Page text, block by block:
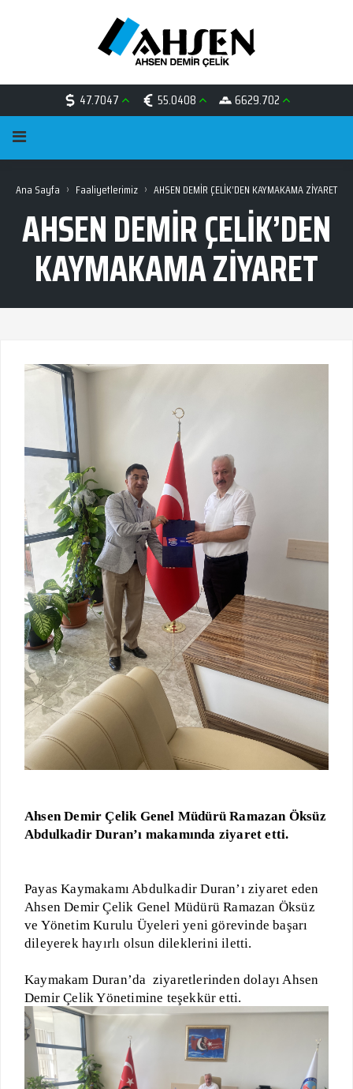
47.7047 55.0408 6629.702
Ana Sayfa › Faaliyetlerimiz › AHSEN DEMİR ÇELİK’DEN KAYMAKAMA ZİYARET
AHSEN DEMİR ÇELİK’DEN
KAYMAKAMA ZİYARET
Ahsen Demir Çelik Genel Müdürü Ramazan Öksüz
Abdulkadir Duran’ı makamında ziyaret etti.
Payas Kaymakamı Abdulkadir Duran’ı ziyaret eden
Ahsen Demir Çelik Genel Müdürü Ramazan Öksüz
ve Yönetim Kurulu Üyeleri yeni görevinde başarı
dileyerek hayırlı olsun dileklerini iletti.
Kaymakam Duran’da ziyaretlerinden dolayı Ahsen
Demir Çelik Yönetimine teşekkür etti.